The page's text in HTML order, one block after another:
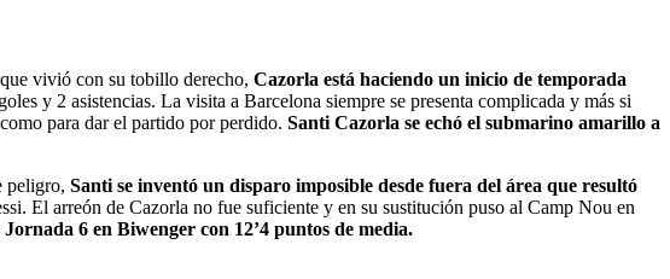
vivió con su tobillo derecho, Cazorla está haciendo un inicio de temporada
y 2 asistencias. La visita a Barcelona siempre se presenta complicada y más si
para dar el partido por perdido. Santi Cazorla se echó el submarino amarillo a
peligro, Santi se inventó un disparo imposible desde fuera del área que resultó
El arreón de Cazorla no fue suficiente y en su sustitución puso al Camp Nou en
6 en Biwenger con 12’4 puntos de media.